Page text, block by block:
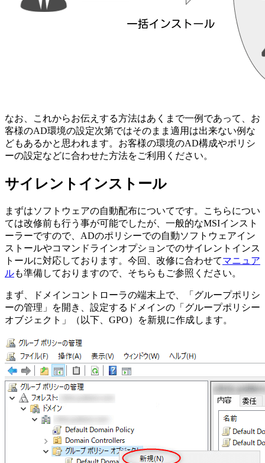
なお、これからお伝えする方法はあくまで一例であって、お
客様のAD環境の設定次第ではそのまま適用は出来ない例な
どもあるかと思われます。お客様の環境のAD構成やポリシ
ーの設定などに合わせた方法をご利用ください。
サイレントインストール
まずはソフトウェアの自動配布についてです。こちらについ
ては改修前も行う事が可能でしたが、一般的なMSIインスト
ーラーですので、ADのポリシーでの自動ソフトウェアイン
ストールやコマンドラインオプションでのサイレントインス
トールに対応しております。今回、改修に合わせてマニュア
ルも準備しておりますので、そちらもご参照ください。
まず、ドメインコントローラの端末上で、「グループポリシ
ーの管理」を開き、設定するドメインの「グループポリシー
オブジェクト」（以下、GPO）を新規に作成します。